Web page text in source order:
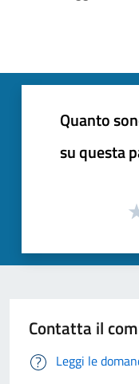
Quanto
su questa
Contatta il
Leggi le